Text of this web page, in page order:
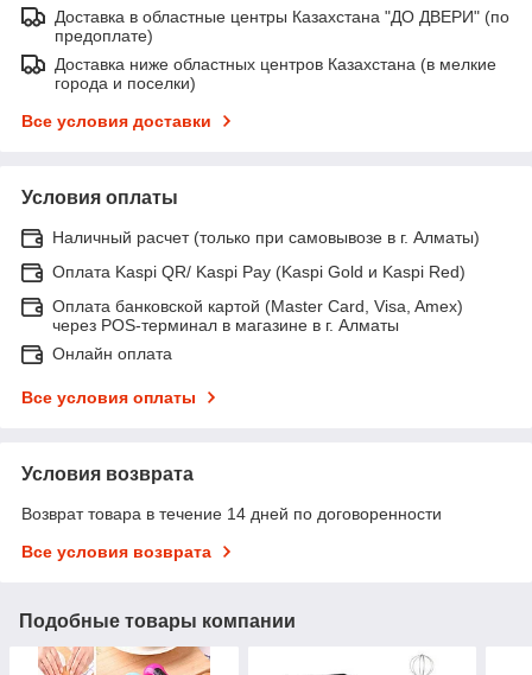
Доставка в областные центры Казахстана "ДО ДВЕРИ" (по
предоплате)
Доставка ниже областных центров Казахстана (в мелкие
города и поселки)
Все условия доставки
Условия оплаты
Наличный расчет (только при самовывозе в г. Алматы)
Оплата Kaspi QR/ Kaspi Pay (Kaspi Gold и Kaspi Red)
Оплата банковской картой (Master Card, Visa, Amex)
через POS-терминал в магазине в г. Алматы
Онлайн оплата
Все условия оплаты
Условия возврата
Возврат товара в течение 14 дней по договоренности
Все условия возврата
Подобные товары компании